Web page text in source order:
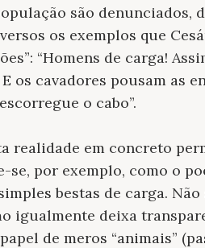
são denunciados,
os exemplos que
”: “Homens de carga!
os cavadores pousam as
o cabo”.
realidade em concreto
se, por exemplo, como o
bestas de carga. Não
igualmente deixa
de meros “animais”